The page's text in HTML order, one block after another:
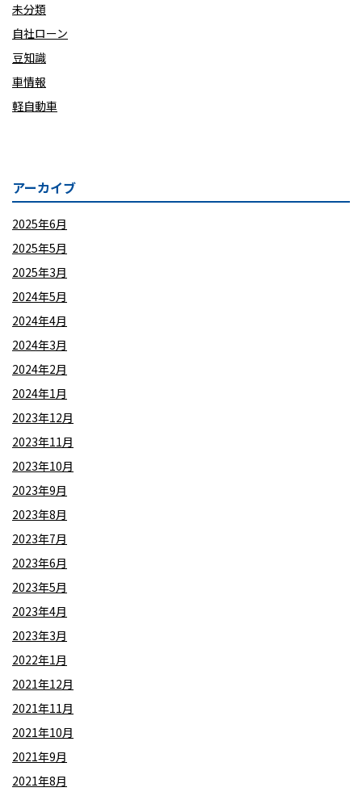
未分類
自社ローン
豆知識
車情報
軽自動車
アーカイブ
2025年6月
2025年5月
2025年3月
2024年5月
2024年4月
2024年3月
2024年2月
2024年1月
2023年12月
2023年11月
2023年10月
2023年9月
2023年8月
2023年7月
2023年6月
2023年5月
2023年4月
2023年3月
2022年1月
2021年12月
2021年11月
2021年10月
2021年9月
2021年8月